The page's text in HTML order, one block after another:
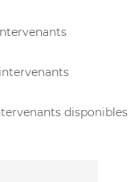
intervenants
disponibles